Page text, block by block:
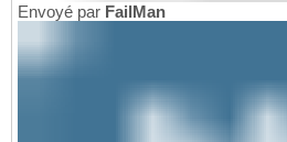
Envoyé par FailMan